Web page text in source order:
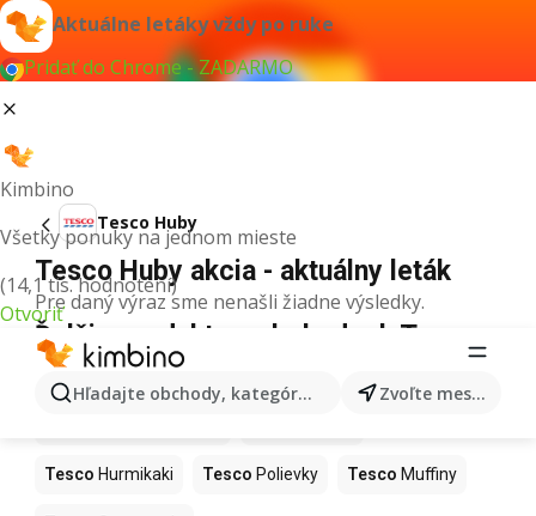
Aktuálne letáky vždy po ruke
Pridať do Chrome - ZADARMO
Kimbino
Všetky ponuky na jednom mieste
(14,1 tis. hodnotení)
Otvoriť
Hľadajte obchody, kategórie, produkty... Zvoľte mesto
Tesco Huby
Tesco Huby akcia - aktuálny leták
Pre daný výraz sme nenašli žiadne výsledky.
Ďalšie produkty v obchodoch Tesco
Tesco Hurmikaki Tesco Polievky Tesco Muffiny